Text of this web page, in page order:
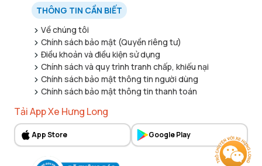
THÔNG TIN CẦN BIẾT
Về chúng tôi
Chính sách bảo mật (Quyền riêng tư)
Điều khoản và điều kiện sử dụng
Chính sách và quy trình tranh chấp, khiếu nại
Chính sách bảo mật thông tin người dùng
Chính sách bảo mật thông tin thanh toán
Tải App Xe Hưng Long
App Store Google Play